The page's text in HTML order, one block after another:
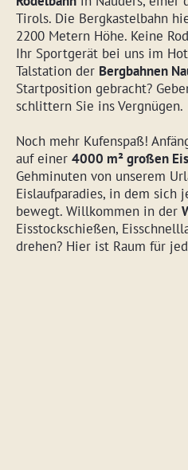
Tirols. Die Bergkastelbahn
2200 Metern Höhe. Keine
Ihr Sportgerät bei uns im
Talstation der Bergbahnen
Startposition gebracht?
schlittern Sie ins Vergnügen.
Noch mehr Kufenspaß!
auf einer 4000 m² großen
Gehminuten von unserem
Eislaufparadies, in dem sich
bewegt. Willkommen in der
Eisstockschießen,
drehen? Hier ist Raum für